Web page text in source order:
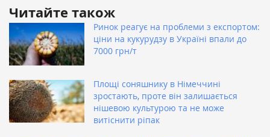
Читайте також
Ринок реагує на проблеми з експортом:
ціни на кукурудзу в Україні впали до
7000 грн/т
Площі соняшнику в Німеччині
зростають, проте він залишається
нішевою культурою та не може
витіснити ріпак